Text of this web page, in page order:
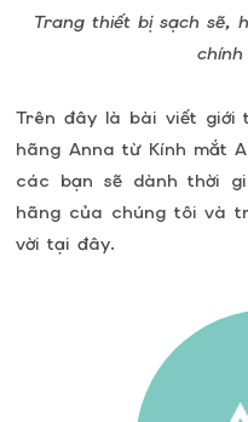
Trang thiết bị sạch sẽ,
Trên đây là bài viết giới
hãng Anna từ Kính mắt
các bạn sẽ dành thời
hãng của chúng tôi và
vời tại đây.